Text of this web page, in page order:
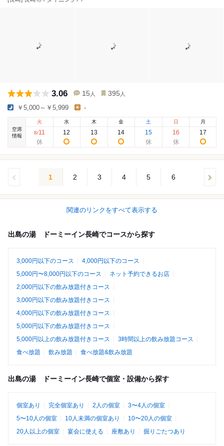
3.06 15 人 395 人
￥5,000～￥5,999 -
空席
情報
火
8/11
水
12
木
13
金
14
土
15
日
16
月
17
1 2 3 4 5 6
関連のリンクをすべて表示する
出島の湯 ドーミーイン長崎でコースから探す
3,000円以下のコース
4,000円以下のコース
5,000円〜8,000円以下のコース
ネット予約できるお店
2,000円以下の飲み放題付きコース
3,000円以下の飲み放題付きコース
4,000円以下の飲み放題付きコース
5,000円以下の飲み放題付きコース
5,000円以上の飲み放題付きコース
3時間以上の飲み放題コース
食べ放題
飲み放題 食べ放題&飲み放題
出島の湯 ドーミーイン長崎で個室・設備から探す
個室あり 完全個室あり 2人の個室
3〜4人の個室
5〜10人の個室
10人未満の個室あり
10〜20人の個室
20人以上の個室
宴会に使える 座敷あり 掘りごたつあり